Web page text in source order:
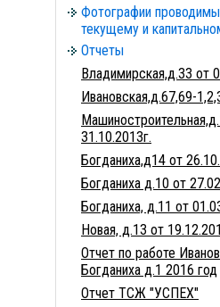
Фотографии
текущему и
Отчеты
Владимирская,д.33 от
Ивановская,д.67,69-
31.10.2013г.
Богданиха,д14 от
Богданиха д.10 от
Богданиха, д.11 от
Новая, д.13 от
Отчет по работе
Богданиха д.1 2016 год
Отчет ТСЖ "УСПЕХ"